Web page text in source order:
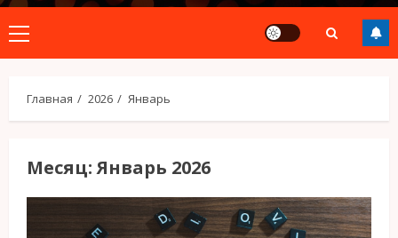
Основное
меню
Главная 2026 Январь
Месяц:Январь 2026